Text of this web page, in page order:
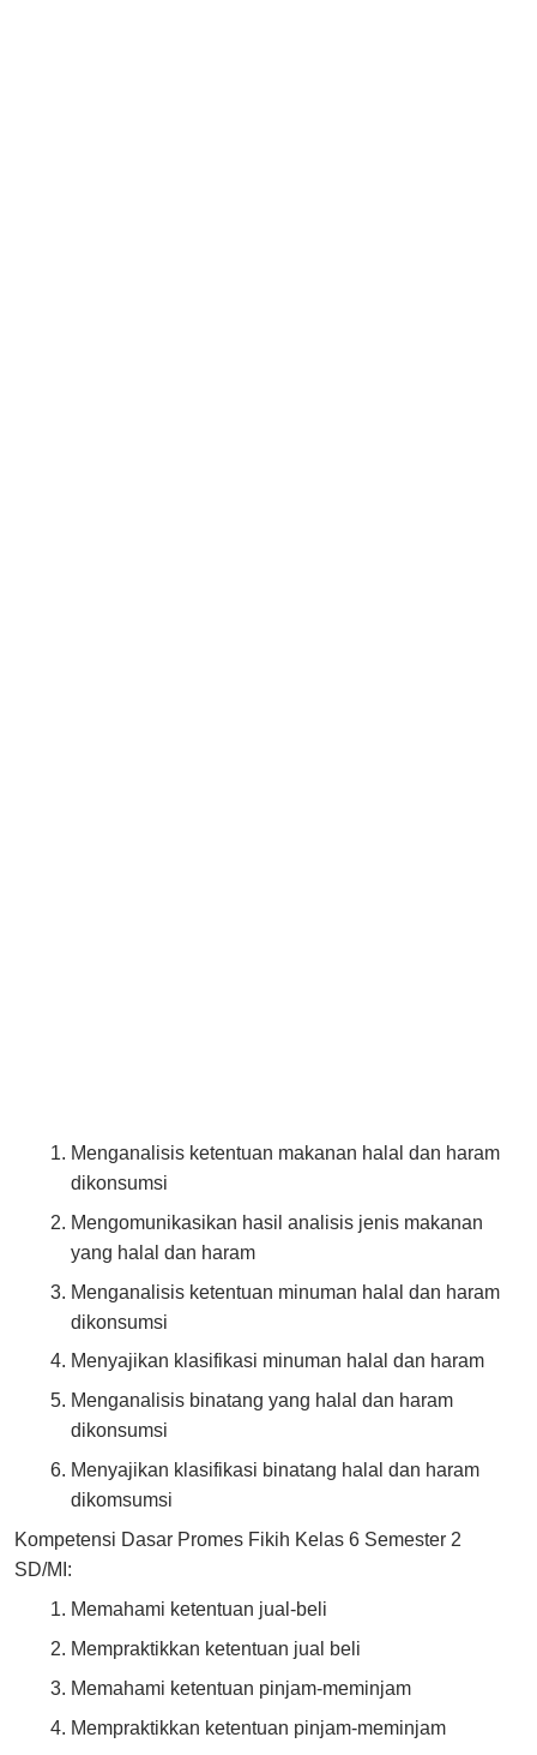
Menganalisis ketentuan makanan halal dan haram
dikonsumsi
Mengomunikasikan hasil analisis jenis makanan
yang halal dan haram
Menganalisis ketentuan minuman halal dan haram
dikonsumsi
Menyajikan klasifikasi minuman halal dan haram
Menganalisis binatang yang halal dan haram
dikonsumsi
Menyajikan klasifikasi binatang halal dan haram
dikomsumsi
Kompetensi Dasar Promes Fikih Kelas 6 Semester 2
SD/MI:
Memahami ketentuan jual-beli
Mempraktikkan ketentuan jual beli
Memahami ketentuan pinjam-meminjam
Mempraktikkan ketentuan pinjam-meminjam